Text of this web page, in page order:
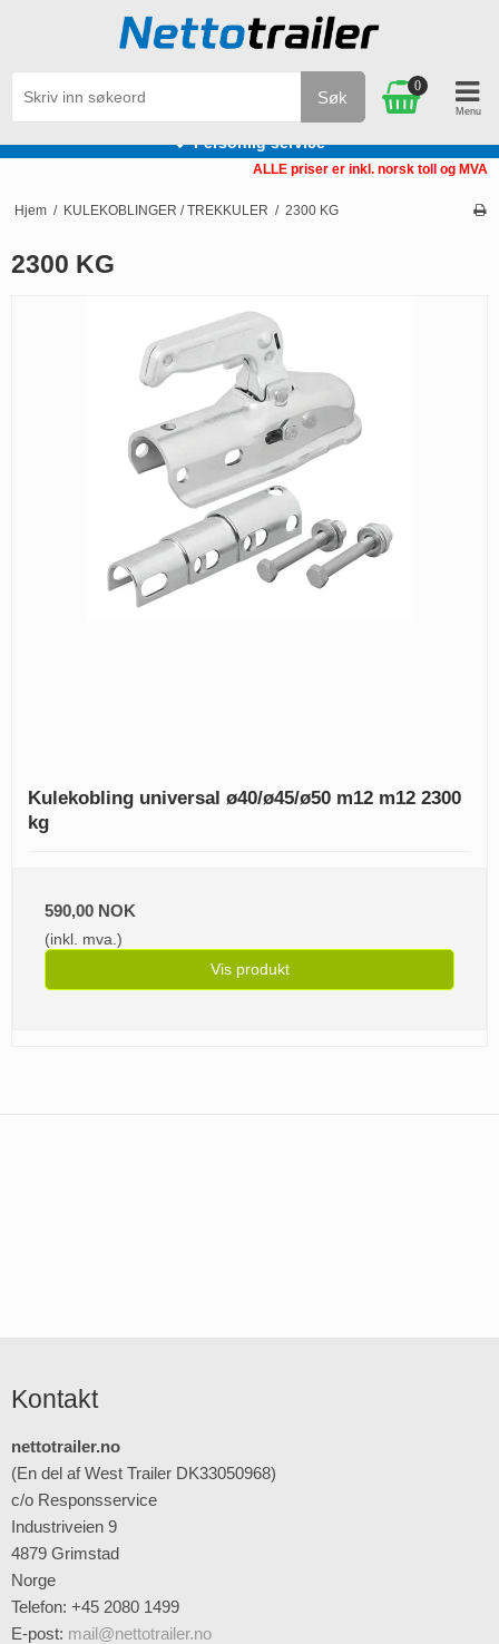
Personlig service
Søk
0
ALLE priser er inkl. norsk toll og MVA
Hjem / KULEKOBLINGER / TREKKULER / 2300 KG
2300 KG
Kulekobling universal ø40/ø45/ø50 m12 m12 2300
kg
590,00 NOK
(inkl. mva.)
Vis produkt
Kontakt
nettotrailer.no
(En del af West Trailer DK33050968)
c/o Responsservice
Industriveien 9
4879 Grimstad
Norge
Telefon: +45 2080 1499
E-post: mail@nettotrailer.no